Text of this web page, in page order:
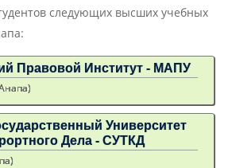
следующих высших учебных
Правовой Институт - МАПУ
Университет
Дела - СУТКД